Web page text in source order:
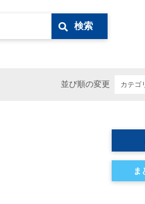
検索
並び順の変更